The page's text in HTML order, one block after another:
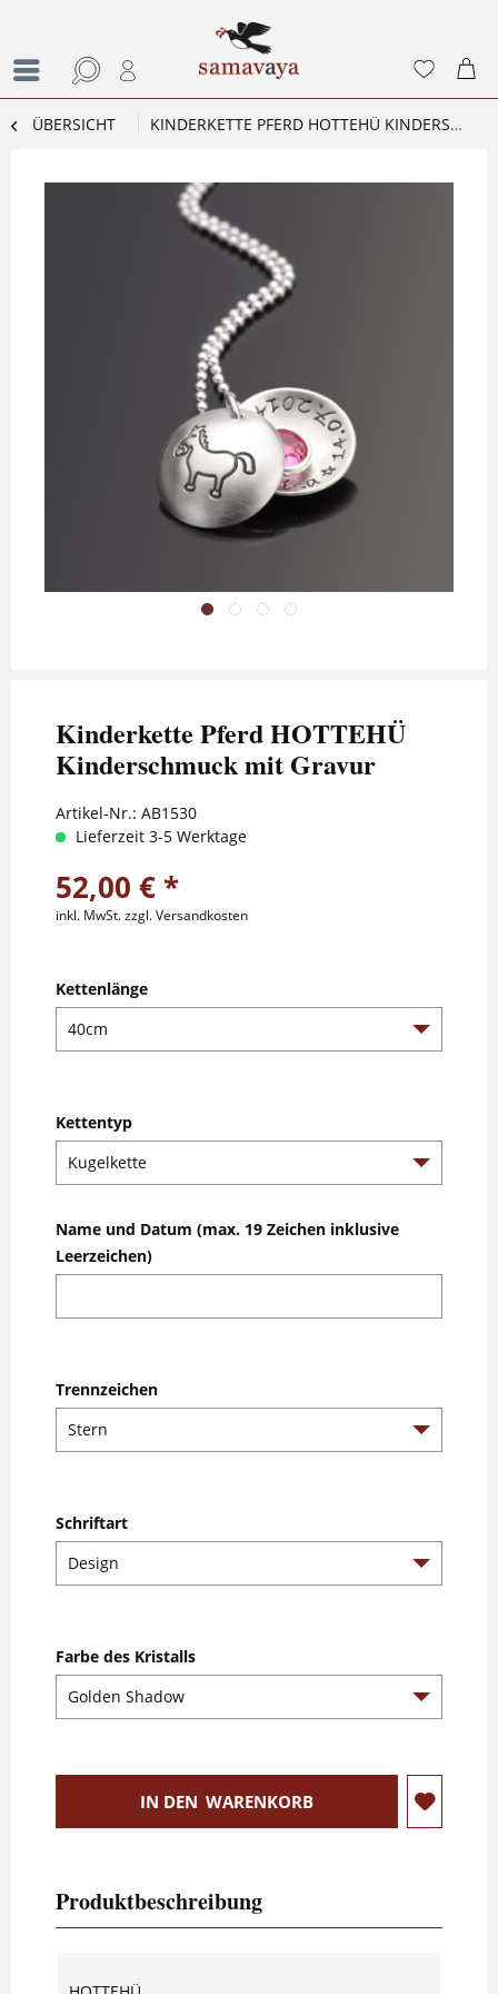
ÜBERSICHT KINDERKETTE PFERD HOTTEHÜ KINDERSCHMUCK MIT GRAVUR
Kinderkette Pferd HOTTEHÜ
Kinderschmuck mit Gravur
Artikel-Nr.: AB1530
Lieferzeit 3-5 Werktage
52,00 € *
inkl. MwSt.zzgl. Versandkosten
Kettenlänge
Kettentyp
Name und Datum (max. 19 Zeichen inklusive
Leerzeichen)
Trennzeichen
Schriftart
Farbe des Kristalls
IN DEN WARENKORB
Produktbeschreibung